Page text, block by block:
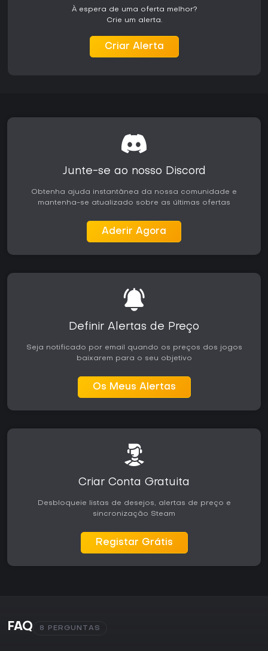
À espera de uma oferta melhor?
Crie um alerta.
Criar Alerta
Junte-se ao nosso Discord
Obtenha ajuda instantânea da nossa comunidade e
mantenha-se atualizado sobre as últimas ofertas
Aderir Agora
Definir Alertas de Preço
Seja notificado por email quando os preços dos jogos
baixarem para o seu objetivo
Os Meus Alertas
Criar Conta Gratuita
Desbloqueie listas de desejos, alertas de preço e
sincronização Steam
Registar Grátis
FAQ 8 PERGUNTAS